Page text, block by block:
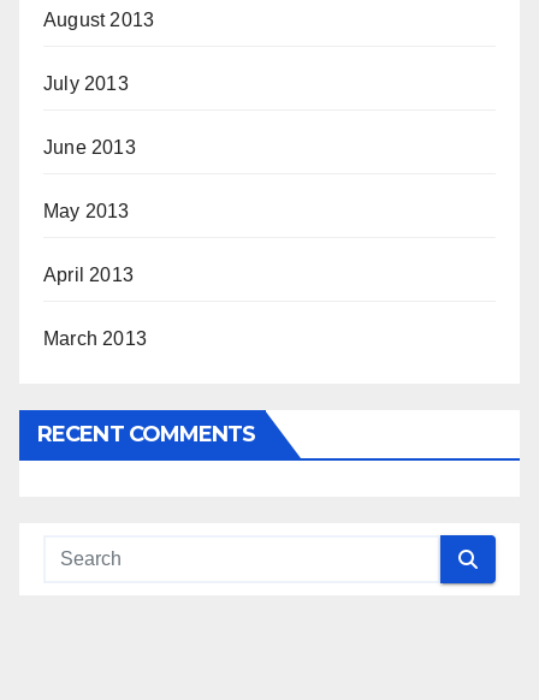
August 2013
July 2013
June 2013
May 2013
April 2013
March 2013
RECENT COMMENTS